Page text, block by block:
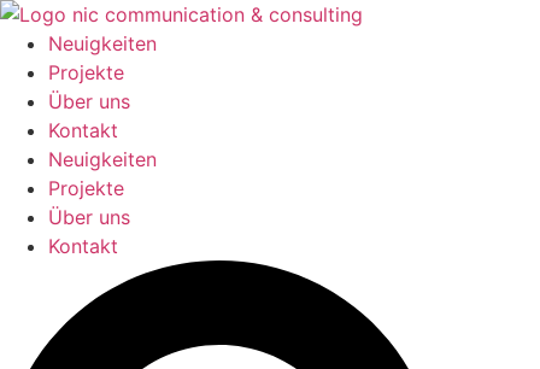
Zum
Inhalt
springen
Neuigkeiten
Projekte
Über uns
Kontakt
Neuigkeiten
Projekte
Über uns
Kontakt